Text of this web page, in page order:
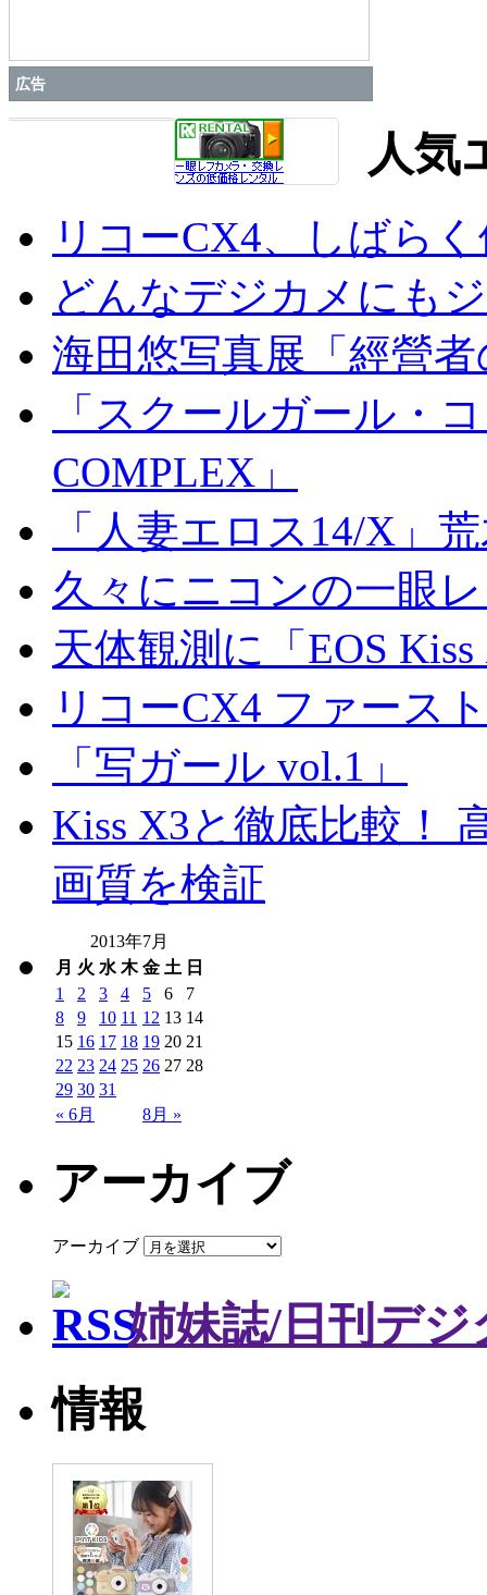
広告
人気
リコーCX4、しばら
どんなデジカメにも
海田悠写真展「經營
「スクールガール・
COMPLEX」
「人妻エロス14/X」
久々にニコンの一眼
天体観測に「EOS
リコーCX4 ファース
「写ガール vol.1」
Kiss X3と徹底比較！
画質を検証
2013年7月
月 火 水 木 金 土 日
« 6月 8月 »
1 2 3 4 5 6
7
8
9 10 11 12 13 14
15 16 17 18 19 20 21
22 23 24 25 26 27 28
29 30 31
アーカイブ
アーカイブ
姉妹誌/日刊デジ
情報